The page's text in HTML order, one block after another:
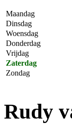
Maandag
Dinsdag
Woensdag
Donderdag
Vrijdag
Zaterdag
Zondag
Rudy